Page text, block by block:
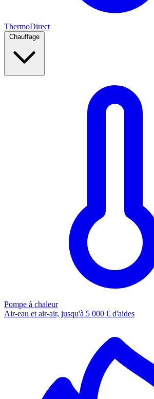
ThermoDirect
Pompe à chaleur
Air-eau et air-air, jusqu'à 5 000 € d'aides